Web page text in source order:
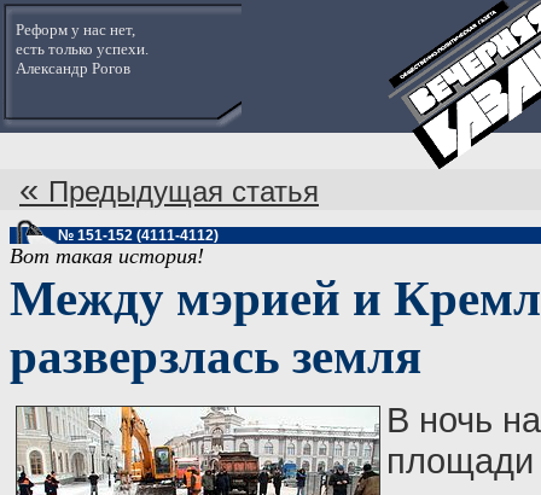
Реформ у нас нет,
есть только успехи.
Александр Рогов
« Предыдущая статья
№ 151-152 (4111-4112)
Вот такая история!
Между мэрией и
разверзлась земля
В ночь
площади